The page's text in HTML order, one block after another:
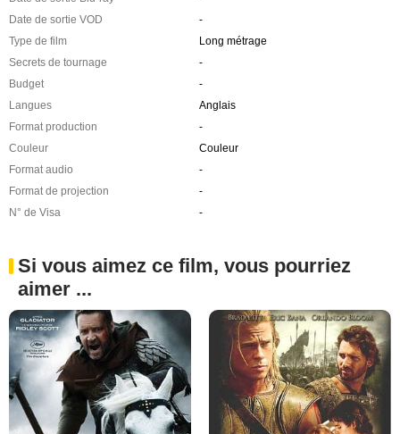
Date de sortie VOD
-
Type de film
Long métrage
Secrets de tournage
-
Budget
-
Langues
Anglais
Format production
-
Couleur
Couleur
Format audio
-
Format de projection
-
N° de Visa
-
Si vous aimez ce film, vous pourriez
aimer ...